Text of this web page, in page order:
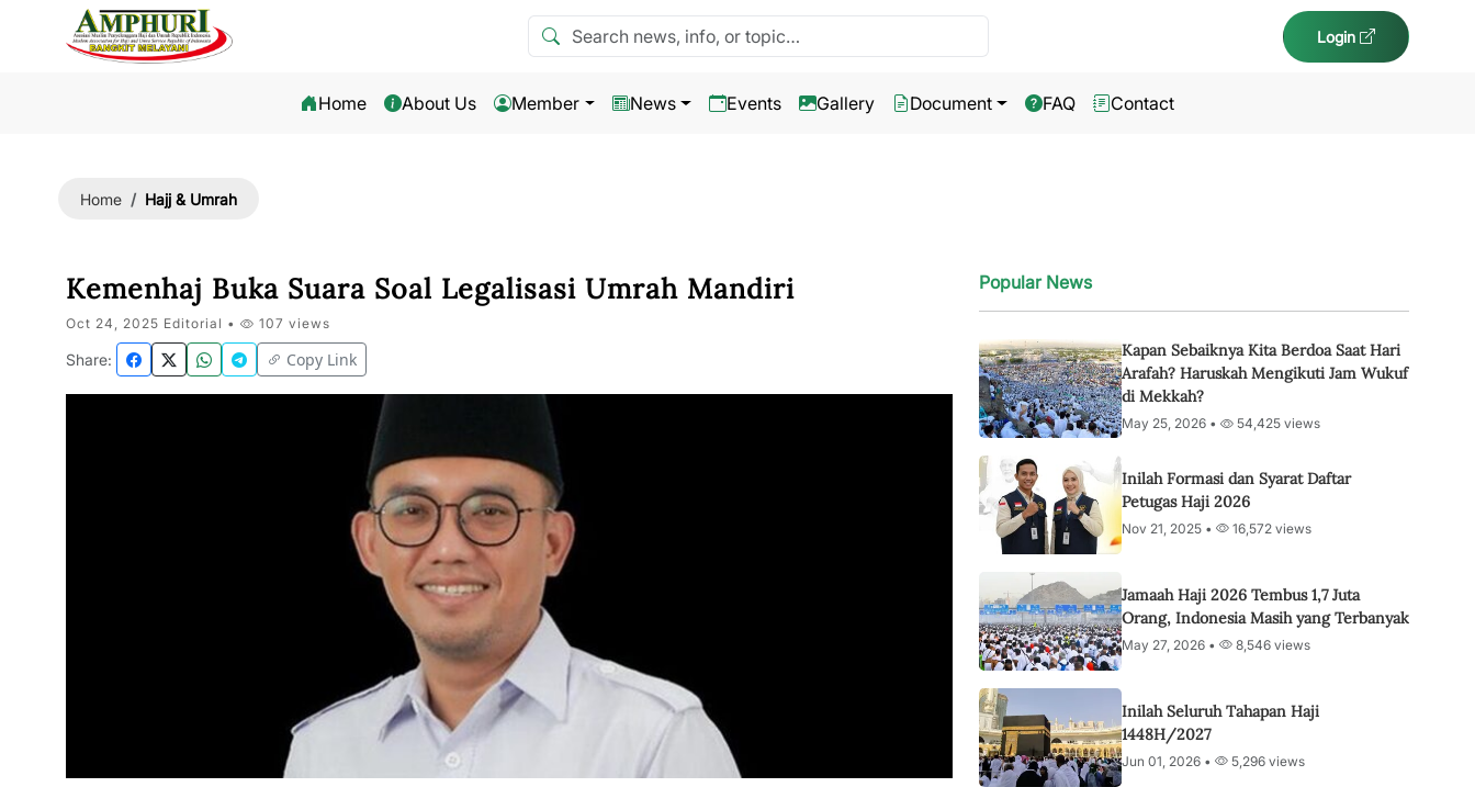
Search news Login
Home About Us Member News Events Gallery Document FAQ Contact
Home Hajj & Umrah
Kemenhaj Buka Suara Soal Legalisasi Umrah Mandiri
Oct 24, 2025 Editorial • 107 views
Share: Copy Link
Popular News
Kapan Sebaiknya Kita Berdoa Saat Hari
Arafah? Haruskah Mengikuti Jam Wukuf
di Mekkah?
May 25, 2026 • 54,425 views
Inilah Formasi dan Syarat Daftar
Petugas Haji 2026
Nov 21, 2025 • 16,572 views
Jamaah Haji 2026 Tembus 1,7 Juta
Orang, Indonesia Masih yang Terbanyak
May 27, 2026 • 8,546 views
Inilah Seluruh Tahapan Haji
1448H/2027
Jun 01, 2026 • 5,296 views